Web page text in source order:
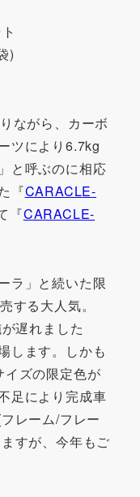
)
ながら、カーボ
ツにより6.7kg
と呼ぶのに相応
『CARACLE-
『CARACLE-
ラ」と続いた限
する大人気。
遅れました
します。しかも
イズの限定色が
足により完成車
レーム/フレー
すが、今年もご